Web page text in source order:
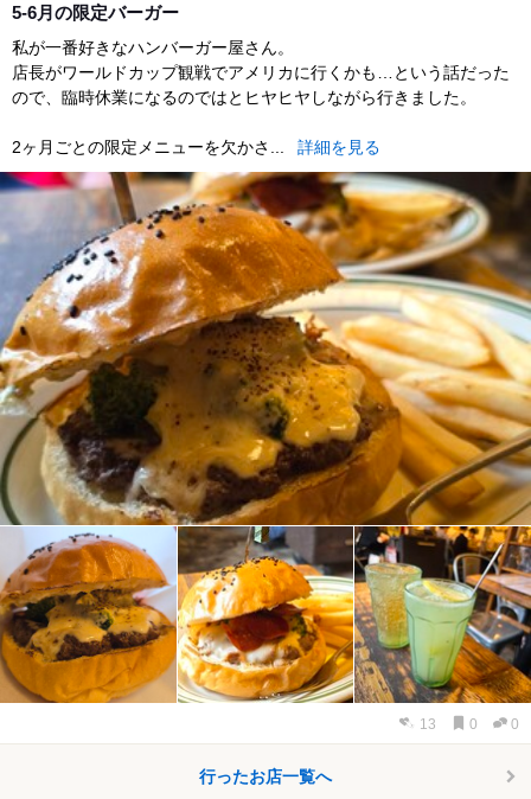
5-6月の限定バーガー
私が一番好きなハンバーガー屋さん。
店長がワールドカップ観戦でアメリカに行くかも…という話だった
ので、臨時休業になるのではとヒヤヒヤしながら行きました。
2ヶ月ごとの限定メニューを欠かさ... 詳細を見る
13 0 0
行ったお店一覧へ